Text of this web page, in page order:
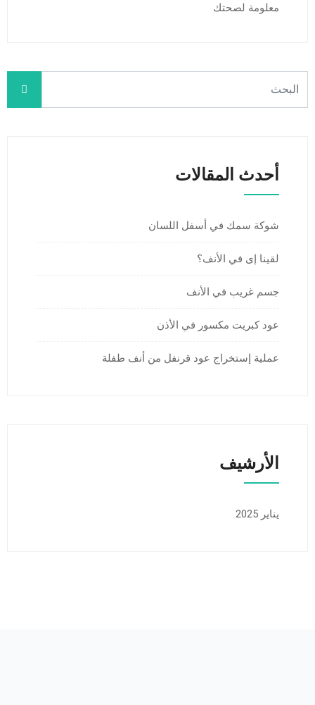
معلومة لصحتك
أحدث المقالات
شوكة سمك في أسفل اللسان
لقينا إى في الأنف؟
جسم غريب في الأنف
عود كبريت مكسور في الأذن
عملية إستخراج عود قرنفل من أنف طفلة
الأرشيف
يناير 2025